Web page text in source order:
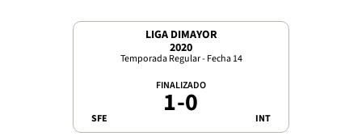
LIGA DIMAYOR
2020
Temporada Regular - Fecha 14
SFE
FINALIZADO
1-0 INT